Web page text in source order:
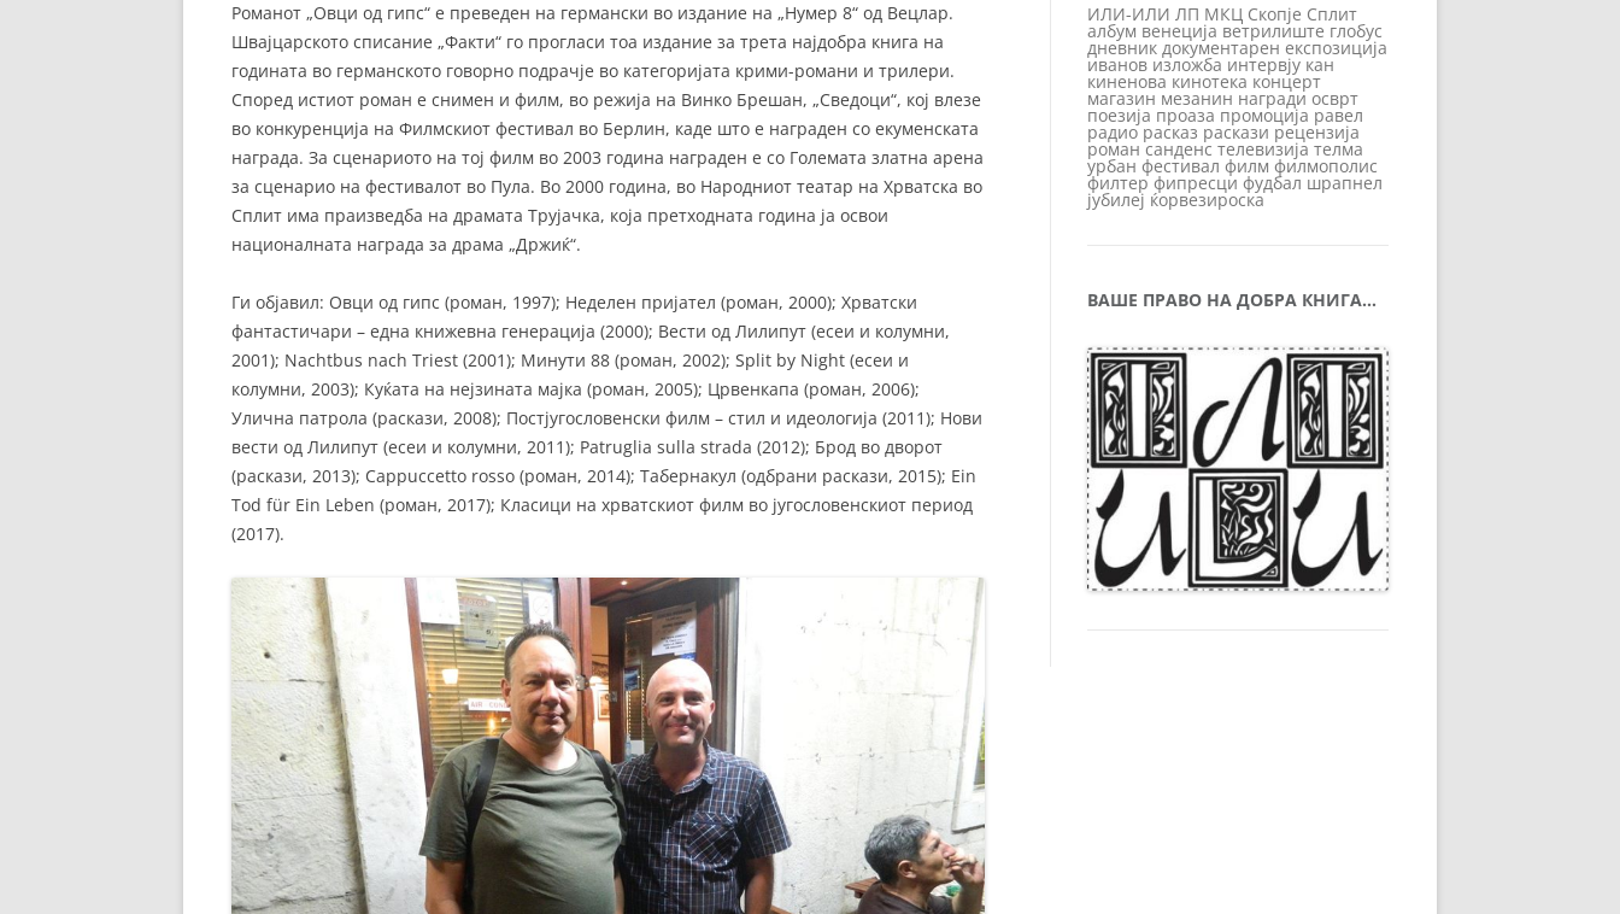
Романот „Овци од гипс“ е преведен на германски во издание на „Нумер 8“ од Вецлар.
Швајцарското списание „Факти“ го прогласи тоа издание за трета најдобра книга на
годината во германското говорно подрачје во категоријата крими-романи и трилери.
Според истиот роман е снимен и филм, во режија на Винко Брешан, „Сведоци“, кој влезе
во конкуренција на Филмскиот фестивал во Берлин, каде што е награден со екуменската
награда. За сценариото на тој филм во 2003 година награден е со Големата златна арена
за сценарио на фестивалот во Пула. Во 2000 година, во Народниот театар на Хрватска во
Сплит има праизведба на драмата Трујачка, која претходната година ја освои
националната награда за драма „Држиќ“.
Ги објавил: Овци од гипс (роман, 1997); Неделен пријател (роман, 2000); Хрватски
фантастичари – една книжевна генерација (2000); Вести од Лилипут (есеи и колумни,
2001); Nachtbus nach Triest (2001); Минути 88 (роман, 2002); Split by Night (есеи и
колумни, 2003); Куќата на нејзината мајка (роман, 2005); Црвенкапа (роман, 2006);
Улична патрола (раскази, 2008); Постјугословенски филм – стил и идеологија (2011); Нови
вести од Лилипут (есеи и колумни, 2011); Patruglia sulla strada (2012); Брод во дворот
(раскази, 2013); Cappuccetto rosso (роман, 2014); Табернакул (одбрани раскази, 2015); Ein
Tod für Ein Leben (роман, 2017); Класици на хрватскиот филм во југословенскиот период
(2017).
ИЛИ-ИЛИ ЛП МКЦ Скопје Сплит
албум венеција ветрилиште глобус
дневник документарен експозиција
иванов изложба интервју кан
киненова кинотека концерт
магазин мезанин награди осврт
поезија проаза промоција равел
радио расказ раскази рецензија
роман санденс телевизија телма
урбан фестивал филм филмополис
филтер фипресци фудбал шрапнел
јубилеј ќорвезироска
ВАШЕ ПРАВО НА ДОБРА КНИГА…